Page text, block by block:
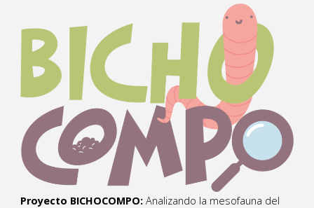
Proyecto BICHOCOMPO: Analizando la mesofauna del